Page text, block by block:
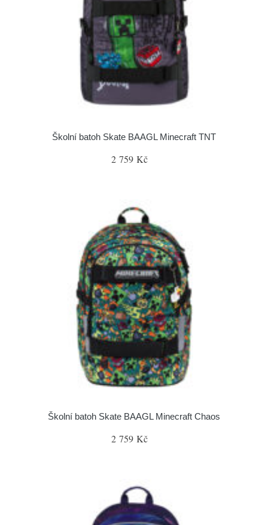
Školní batoh Skate BAAGL Minecraft TNT
2 759 Kč
Školní batoh Skate BAAGL Minecraft Chaos
2 759 Kč